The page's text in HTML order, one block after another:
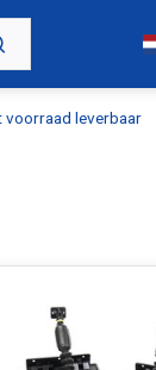
leverbaar